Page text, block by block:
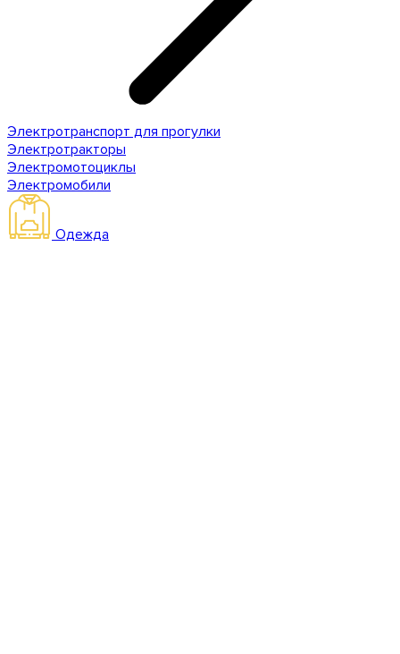
Электротранспорт для прогулки
Электротракторы
Электромотоциклы
Электромобили
Одежда